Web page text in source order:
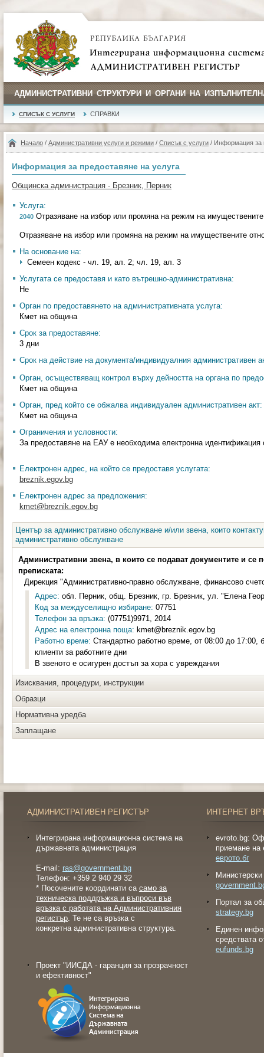
АДМИНИСТРАТИВНИ СТРУКТУРИ И ОРГАНИ НА
СПИСЪК С УСЛУГИ СПРАВКИ
Начало / Административни услуги и режими / Списък с услуги / Информация за
Информация за предоставяне на услуга
Общинска администрация - Брезник, Перник
Услуга:
2040 Отразяване на избор или промяна на режим на
Отразяване на избор или промяна на режим на имуществените
На основание на:
Семеен кодекс - чл. 19, ал. 2; чл. 19, ал. 3
Услугата се предоставя и като вътрешно-административна:
Не
Орган по предоставянето на административната услуга:
Кмет на община
Срок за предоставяне:
3 дни
Срок на действие на документа/индивидуалния административен
Орган, осъществяващ контрол върху дейността на органа по
Кмет на община
Орган, пред който се обжалва индивидуален административен акт:
Кмет на община
Ограничения и условности:
За предоставяне на ЕАУ е необходима електронна
Електронен адрес, на който се предоставя услугата:
breznik.egov.bg
Електронен адрес за предложения:
kmet@breznik.egov.bg
Център за административно обслужване и/или звена, които
административно обслужване
Административни звена, в които се подават документите и се
преписката:
Дирекция "Административно-правно обслужване, финансово
Адрес: обл. Перник, общ. Брезник, гр. Брезник, ул. "Елена
Код за междуселищно избиране: 07751
Телефон за връзка: (07751)9971, 2014
Адрес на електронна поща: kmet@breznik.egov.bg
Работно време: Стандартно работно време, от 08:00 до 17:00,
клиенти за работните дни
В звеното е осигурен достъп за хора с увреждания
Изисквания, процедури, инструкции
Образци
Нормативна уредба
Заплащане
АДМИНИСТРАТИВЕН РЕГИСТЪР
Интегрирана информационна система на
държавната администрация
E-mail: ras@government.bg
Телефон: +359 2 940 29 32
* Посочените координати са само за
техническа поддръжка и въпроси във
връзка с работата на Административния
регистър. Те не са връзка с
конкретна административна структура.
Проект "ИИСДА - гаранция за прозрачност
и ефективност"
ИНТЕРНЕТ
evroto.bg:
приемане на
еврото.бг
Портал за
strategy.bg
Eдинен
средствата
eufunds.bg